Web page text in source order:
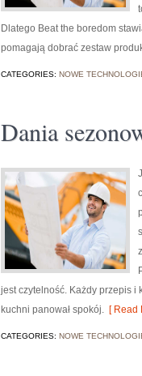
Dlatego Beat the boredom
pomagają dobrać zestaw
CATEGORIES: NOWE
Dania
jest czytelność. Każdy przepis i
kuchni panował spokój. [ Read
CATEGORIES: NOWE